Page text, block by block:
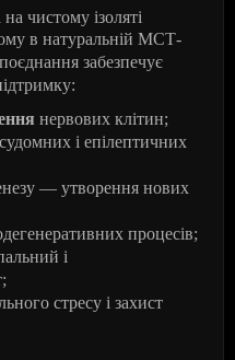
чистому ізоляті
в натуральній MCT-
забезпечує
нервових клітин;
і епілептичних
— утворення нових
процесів;
і
стресу і захист